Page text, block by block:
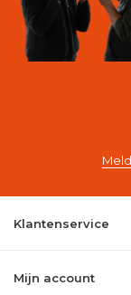
Klantenservice
Mijn account